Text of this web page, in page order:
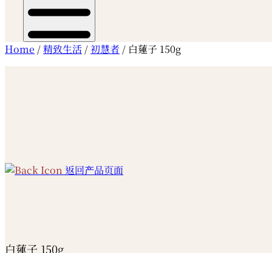
Home /精致生活 /初慧者 / 白蓮子 150g
返回产品页面
白蓮子 150g